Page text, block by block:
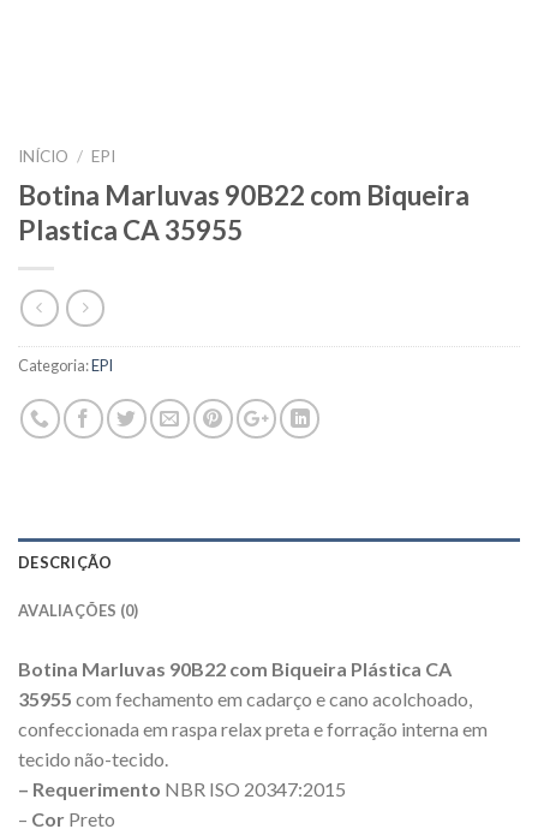
INÍCIO / EPI
Botina Marluvas 90B22 com Biqueira
Plastica CA 35955
Categoria:EPI
DESCRIÇÃO
AVALIAÇÕES (0)
Botina Marluvas 90B22 com Biqueira Plástica CA
35955 com fechamento em cadarço e cano acolchoado,
confeccionada em raspa relax preta e forração interna em
tecido não-tecido.
– Requerimento NBR ISO 20347:2015
– Cor Preto